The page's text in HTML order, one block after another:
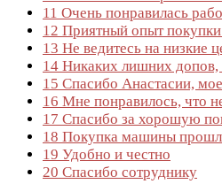
11 Очень понравилась
12 Приятный опыт
13 Не ведитесь на низкие
14 Никаких лишних допов,
15 Спасибо Анастасии,
16 Мне понравилось, что
17 Спасибо за хорошую
18 Покупка машины
19 Удобно и честно
20 Спасибо сотруднику